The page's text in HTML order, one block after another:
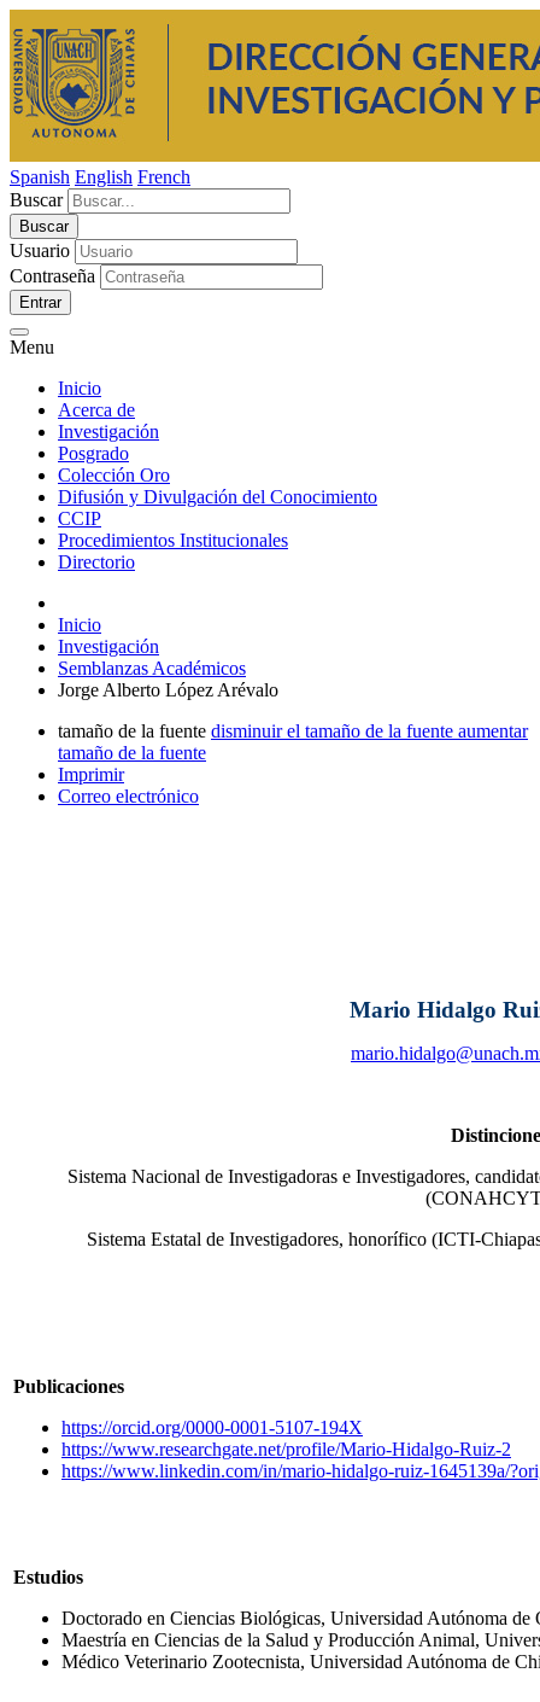
Spanish English French
Buscar
Usuario
Contraseña
Entrar
Menu
Inicio
Acerca de
Investigación
Posgrado
Colección Oro
Difusión y Divulgación del Conocimiento
CCIP
Procedimientos Institucionales
Directorio
Inicio
Investigación
Semblanzas Académicos
Jorge Alberto López Arévalo
tamaño de la fuente disminuir el tamaño de la fuente aumentar
tamaño de la fuente
Imprimir
Correo electrónico
Mario Hidalgo
Sistema Nacional de Investigadoras e Investigadores,
Sistema Estatal de Investigadores, honorífico (ICTI-
Publicaciones
https://orcid.org/0000-0001-5107-194X
https://www.researchgate.net/profile/Mario-Hidalgo-Ruiz-2
https://www.linkedin.com/in/mario-hidalgo-ruiz-1645139a/
Estudios
Doctorado en Ciencias Biológicas, Universidad Autónoma de
Maestría en Ciencias de la Salud y Producción Animal,
Médico Veterinario Zootecnista, Universidad Autónoma de